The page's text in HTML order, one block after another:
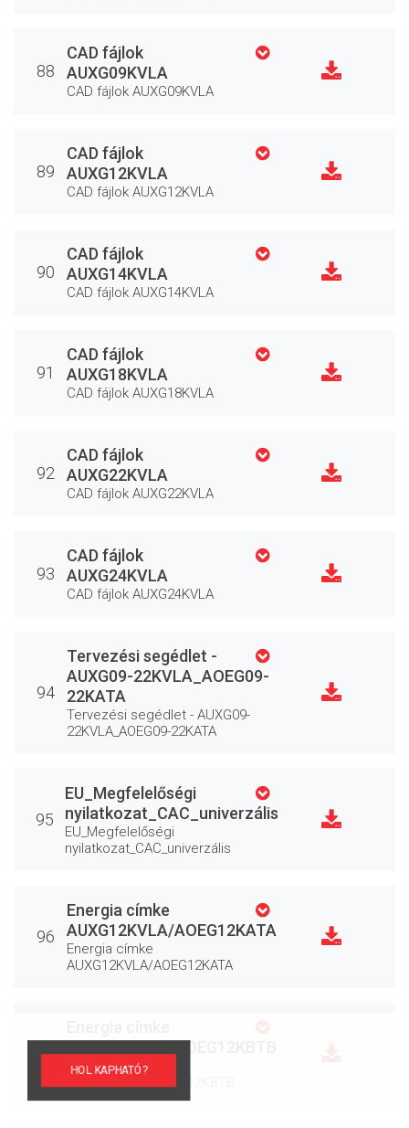
88
CAD fájlok
AUXG09KVLA
CAD fájlok AUXG09KVLA
89
CAD fájlok
AUXG12KVLA
CAD fájlok AUXG12KVLA
90
CAD fájlok
AUXG14KVLA
CAD fájlok AUXG14KVLA
91
CAD fájlok
AUXG18KVLA
CAD fájlok AUXG18KVLA
92
CAD fájlok
AUXG22KVLA
CAD fájlok AUXG22KVLA
93
CAD fájlok
AUXG24KVLA
CAD fájlok AUXG24KVLA
94
Tervezési segédlet -
AUXG09-22KVLA_AOEG09-
22KATA
Tervezési segédlet - AUXG09-
22KVLA_AOEG09-22KATA
95
EU_Megfelelőségi
nyilatkozat_CAC_univerzális
EU_Megfelelőségi
nyilatkozat_CAC_univerzális
96
Energia címke
AUXG12KVLA/AOEG12KATA
Energia címke
AUXG12KVLA/AOEG12KATA
97
Energia címke
HOL KAPHATÓ?